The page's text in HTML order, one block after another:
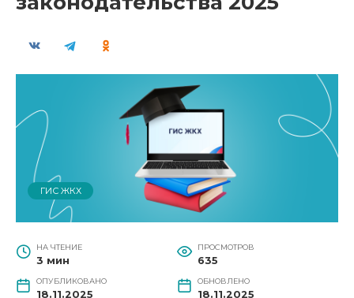
ГИС ЖКХ
НА ЧТЕНИЕ
3 мин
ПРОСМОТРОВ
635
ОПУБЛИКОВАНО
18.11.2025
ОБНОВЛЕНО
18.11.2025